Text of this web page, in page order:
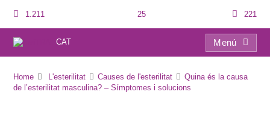
1.211 25 221
CAT
Menú
Home L'esterilitat Causes de l'esterilitat
Quina és la causa
de l’esterilitat masculina? – Símptomes i solucions